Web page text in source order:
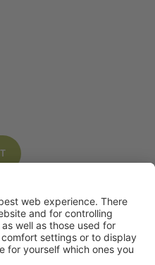
Impressum .
. Cookie Einstellungen .